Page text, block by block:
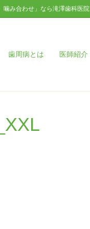
噛み合わせ」なら滝澤歯科医院
歯周病とは 医師紹介